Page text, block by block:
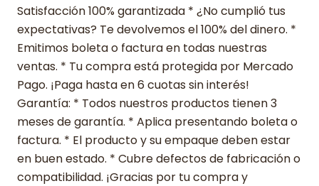
Satisfacción 100% garantizada * ¿No cumplió tus
expectativas? Te devolvemos el 100% del dinero. *
Emitimos boleta o factura en todas nuestras
ventas. * Tu compra está protegida por Mercado
Pago. ¡Paga hasta en 6 cuotas sin interés!
Garantía: * Todos nuestros productos tienen 3
meses de garantía. * Aplica presentando boleta o
factura. * El producto y su empaque deben estar
en buen estado. * Cubre defectos de fabricación o
compatibilidad. ¡Gracias por tu compra y